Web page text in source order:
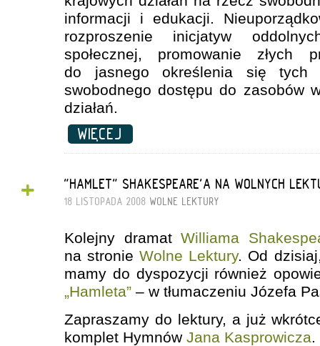
informacji i edukacji.
rozproszenie inicjatyw
społecznej, promowanie złych
do jasnego określenia się tych
swobodnego dostępu do zasobów
działań.
WIĘCEJ
+ "HAMLET" SHAKESPEARE'A NA WOLNYCH
18 LISTOPADA 2008 WOLNE LEKTURY
Kolejny dramatWilliama
na stronieWolne Lektury. Od
mamy do dyspozycji również
„Hamleta” – w tłumaczeniu Józefa
Zapraszamy do lektury, a już
komplet Hymnów Jana Kasprowicza.